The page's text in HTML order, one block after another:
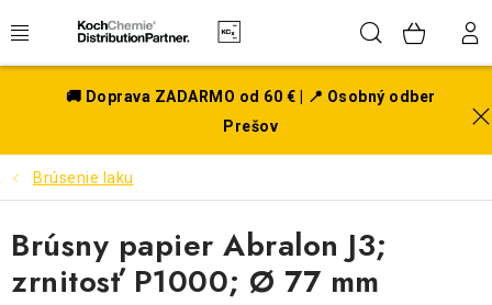
na
Hľadať
EXTERIÉR
PRÍSLUŠENSTVO
🚚 Doprava ZADARMO od 60 € | 📍 Osobný odber
Prešov
Brúsenie laku
Brúsny papier Abralon J3;
zrnitosť P1000; Ø 77 mm